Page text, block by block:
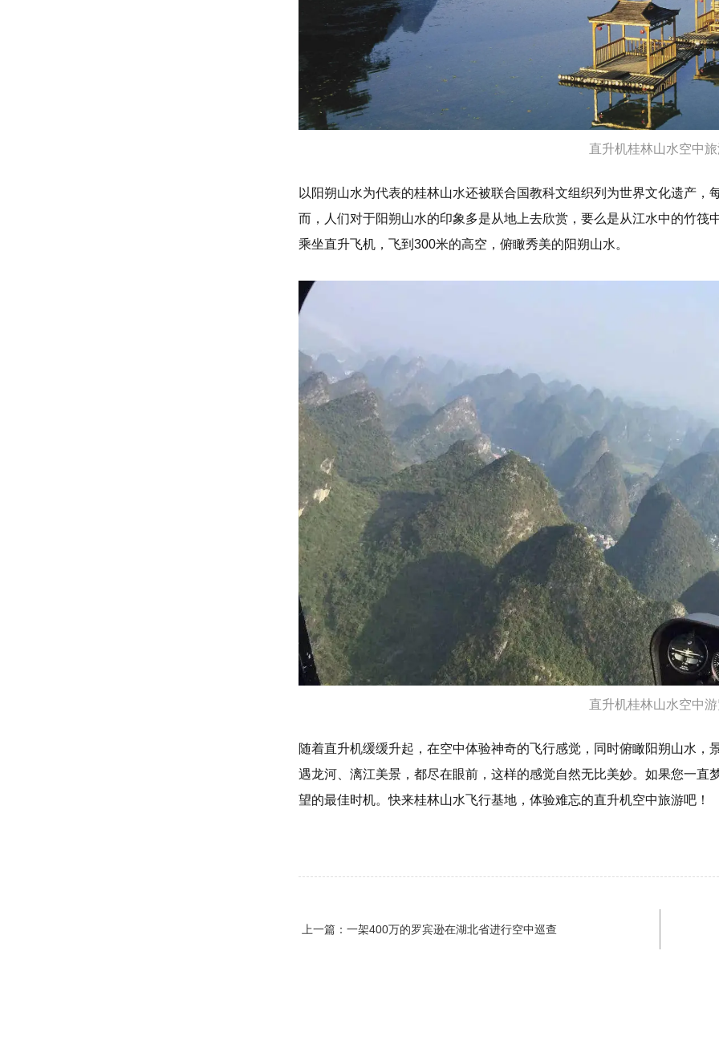
直升机桂林山水空中
以阳朔山水为代表的桂林山水还被联合国教科文组织列为世界文化遗产
而，人们对于阳朔山水的印象多是从地上去欣赏，要么是从江水中的竹筏
乘坐直升飞机，飞到300米的高空，俯瞰秀美的阳朔山水。
直升机桂林山水空中
随着直升机缓缓升起，在空中体验神奇的飞行感觉，同时俯瞰阳朔山水
遇龙河、漓江美景，都尽在眼前，这样的感觉自然无比美妙。如果您一直
望的最佳时机。快来桂林山水飞行基地，体验难忘的直升机空中旅游吧！
上一篇： 一架400万的罗宾逊在湖北省进行空中巡查